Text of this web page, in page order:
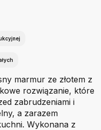
marmur ze złotem z
rozwiązanie, które
zabrudzeniami i
a zarazem
Wykonana z